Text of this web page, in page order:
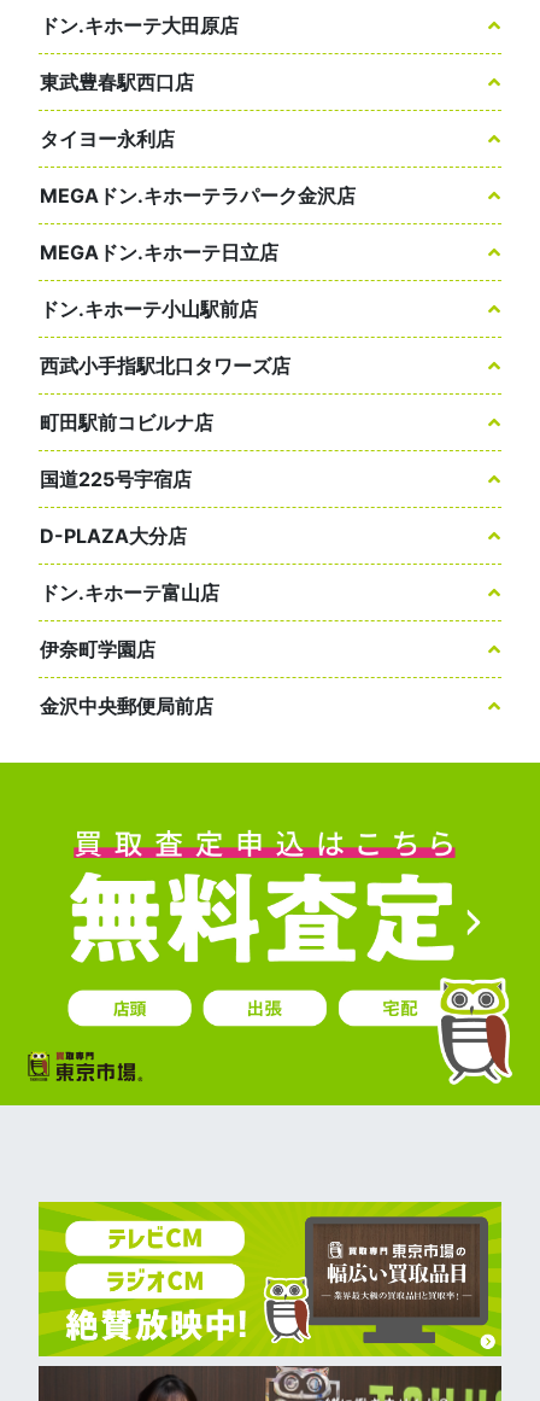
ドン.キホーテ大田原店
東武豊春駅西口店
タイヨー永利店
MEGAドン.キホーテラパーク金沢店
MEGAドン.キホーテ日立店
ドン.キホーテ小山駅前店
西武小手指駅北口タワーズ店
町田駅前コビルナ店
国道225号宇宿店
D-PLAZA大分店
ドン.キホーテ富山店
伊奈町学園店
金沢中央郵便局前店